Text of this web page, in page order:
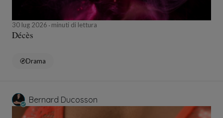
30 lug 2026 minuti di lettura
Décès
Drama
Bernard Ducosson